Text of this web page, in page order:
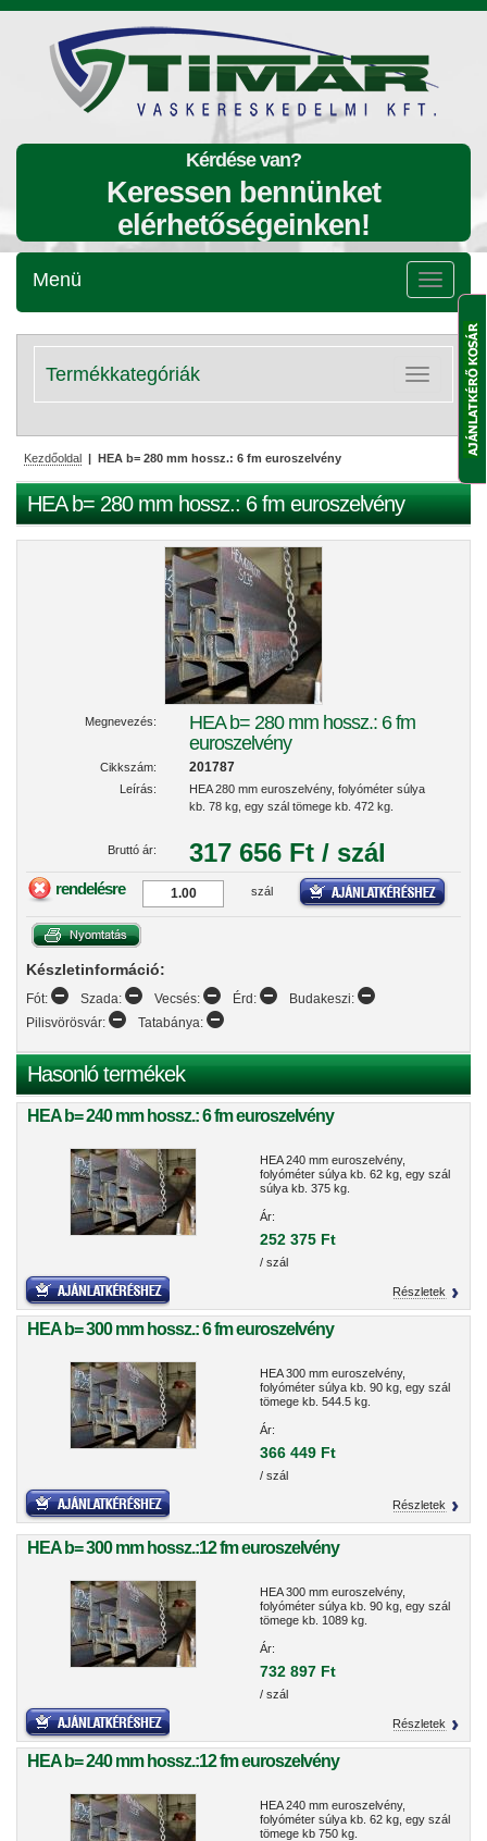
Kérdése van?
Keressen bennünket
elérhetőségeinken!
Menü
Menü
Kategóriák
lenyitása
Termékkategóriák
Kezdőoldal | HEA b= 280 mm hossz.: 6 fm euroszelvény
HEA b= 280 mm hossz.: 6 fm euroszelvény
Megnevezés:
HEA b= 280 mm hossz.: 6 fm
euroszelvény
Cikkszám: 201787
Leírás:
HEA 280 mm euroszelvény, folyóméter súlya
kb. 78 kg, egy szál tömege kb. 472 kg.
Bruttó ár: 317 656 Ft / szál
rendelésre szál
Készletinformáció:
Fót: Szada: Vecsés: Érd:
Budakeszi:
Pilisvörösvár:
Tatabánya:
Hasonló termékek
HEA b= 240 mm hossz.: 6 fm euroszelvény
HEA 240 mm euroszelvény,
folyóméter súlya kb. 62 kg, egy szál
súlya kb. 375 kg.
Ár:
252 375 Ft
/ szál
Részletek
HEA b= 300 mm hossz.: 6 fm euroszelvény
HEA 300 mm euroszelvény,
folyóméter súlya kb. 90 kg, egy szál
tömege kb. 544.5 kg.
Ár:
366 449 Ft
/ szál
Részletek
HEA b= 300 mm hossz.:12 fm euroszelvény
HEA 300 mm euroszelvény,
folyóméter súlya kb. 90 kg, egy szál
tömege kb. 1089 kg.
Ár:
732 897 Ft
/ szál
Részletek
HEA b= 240 mm hossz.:12 fm euroszelvény
HEA 240 mm euroszelvény,
folyóméter súlya kb. 62 kg, egy szál
tömege kb 750 kg.